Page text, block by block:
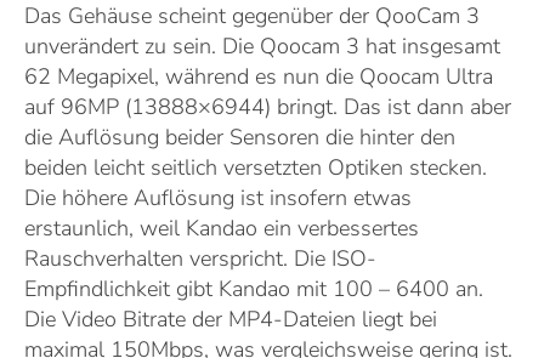
Das Gehäuse scheint gegenüber der QooCam 3
unverändert zu sein. Die Qoocam 3 hat insgesamt
62 Megapixel, während es nun die Qoocam Ultra
auf 96MP (13888×6944) bringt. Das ist dann aber
die Auflösung beider Sensoren die hinter den
beiden leicht seitlich versetzten Optiken stecken.
Die höhere Auflösung ist insofern etwas
erstaunlich, weil Kandao ein verbessertes
Rauschverhalten verspricht. Die ISO-
Empfindlichkeit gibt Kandao mit 100 – 6400 an.
Die Video Bitrate der MP4-Dateien liegt bei
maximal 150Mbps, was vergleichsweise gering ist.